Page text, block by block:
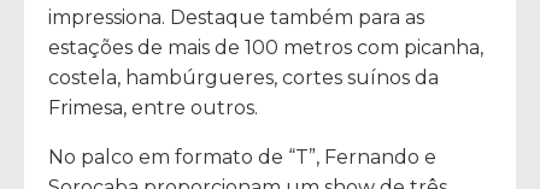
impressiona. Destaque também para as
estações de mais de 100 metros com picanha,
costela, hambúrgueres, cortes suínos da
Frimesa, entre outros.
No palco em formato de “T”, Fernando e